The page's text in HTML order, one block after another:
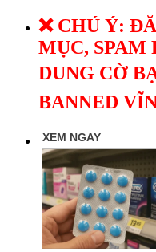
❌ CHÚ Ý:
MỤC, SPAM
DUNG CỜ
BANNED